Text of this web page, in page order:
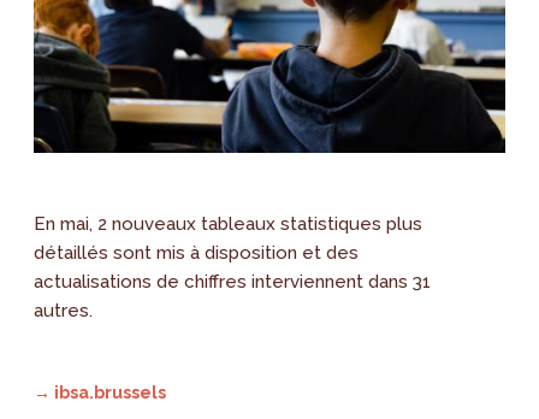
En mai, 2 nouveaux tableaux statistiques plus
détaillés sont mis à disposition et des
actualisations de chiffres interviennent dans 31
autres.
→ ibsa.brussels